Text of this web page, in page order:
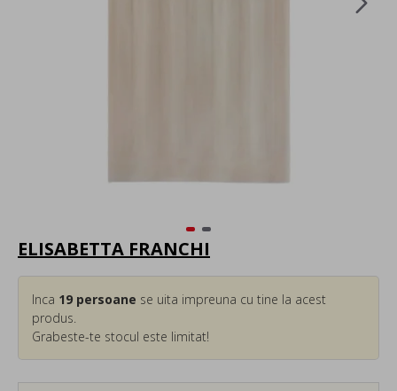
ELISABETTA FRANCHI
Inca 19 persoane se uita impreuna cu tine la acest
produs.
Grabeste-te stocul este limitat!